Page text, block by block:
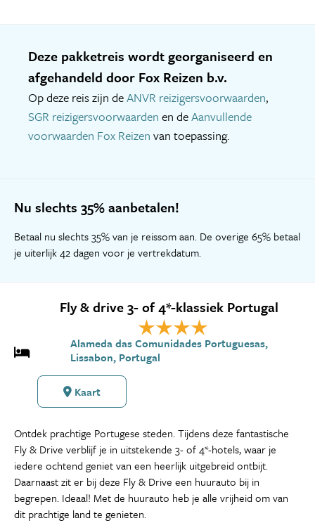
Deze pakketreis wordt georganiseerd en
afgehandeld door Fox Reizen b.v.
Op deze reis zijn deANVR reizigersvoorwaarden,
SGR reizigersvoorwaarden en deAanvullende
voorwaarden Fox Reizen van toepassing.
Nu slechts 35% aanbetalen!
Betaal nu slechts 35% van je reissom aan. De overige 65% betaal
je uiterlijk 42 dagen voor je vertrekdatum.
Fly & drive 3- of 4*-klassiek Portugal
Alameda das Comunidades Portuguesas,
Lissabon, Portugal
Kaart
Ontdek prachtige Portugese steden. Tijdens deze fantastische
Fly & Drive verblijf je in uitstekende 3- of 4*-hotels, waar je
iedere ochtend geniet van een heerlijk uitgebreid ontbijt.
Daarnaast zit er bij deze Fly & Drive een huurauto bij in
begrepen. Ideaal! Met de huurauto heb je alle vrijheid om van
dit prachtige land te genieten.